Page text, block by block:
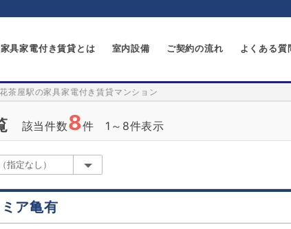
家具家電付き賃貸とは 室内設備 ご契約の流れ よくある質
茶屋駅の家具家電付き賃貸マンション
該当件数8件 1～8件表示
ア亀有